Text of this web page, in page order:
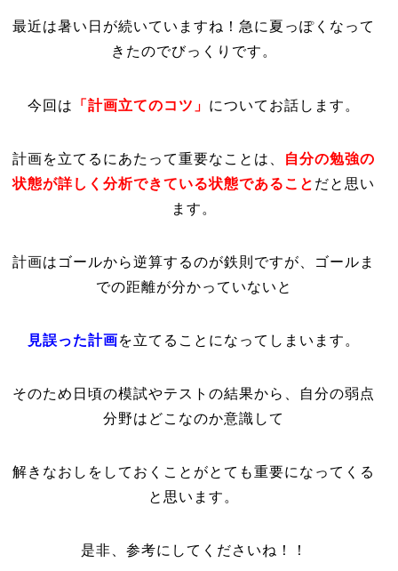
最近は暑い日が続いていますね！急に夏っぽくなって
きたのでびっくりです。
今回は 「計画立てのコツ」 についてお話します。
計画を立てるにあたって重要なことは、 自分の勉強の
状態が詳しく分析できている状態であること だと思い
ます。
計画はゴールから逆算するのが鉄則ですが、ゴールま
での距離が分かっていないと
見誤った計画を立てることになってしまいます。
そのため日頃の模試やテストの結果から、自分の弱点
分野はどこなのか意識して
解きなおしをしておくことがとても重要になってくる
と思います。
是非、参考にしてくださいね！！